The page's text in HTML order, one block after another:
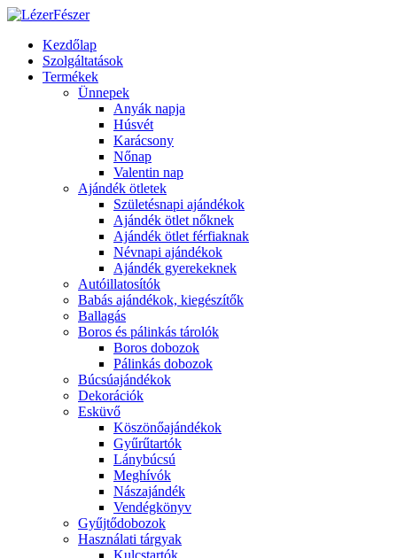
Kezdőlap
Szolgáltatások
Termékek
Ünnepek
Anyák napja
Húsvét
Karácsony
Nőnap
Valentin nap
Ajándék ötletek
Születésnapi ajándékok
Ajándék ötlet nőknek
Ajándék ötlet férfiaknak
Névnapi ajándékok
Ajándék gyerekeknek
Autóillatosítók
Babás ajándékok, kiegészítők
Ballagás
Boros és pálinkás tárolók
Boros dobozok
Pálinkás dobozok
Búcsúajándékok
Dekorációk
Esküvő
Köszönőajándékok
Gyűrűtartók
Lánybúcsú
Meghívók
Nászajándék
Vendégkönyv
Gyűjtődobozok
Használati tárgyak
Kulcstartók